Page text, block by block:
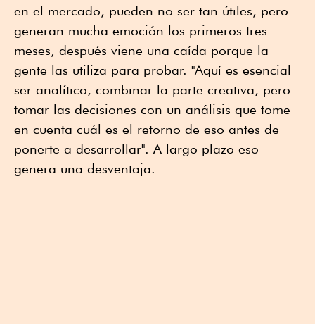
en el mercado, pueden no ser tan útiles, pero
generan mucha emoción los primeros tres
meses, después viene una caída porque la
gente las utiliza para probar. "Aquí es esencial
ser analítico, combinar la parte creativa, pero
tomar las decisiones con un análisis que tome
en cuenta cuál es el retorno de eso antes de
ponerte a desarrollar". A largo plazo eso
genera una desventaja.